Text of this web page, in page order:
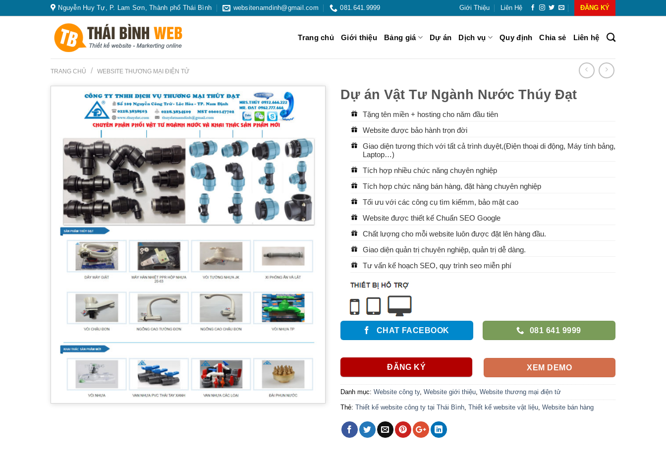
to
Nguyễn Huy Tự, P. Lam Sơn, Thành phố Thái Bình websitenamdinh@gmail.com 081.641.9999 Giới Thiệu Liên Hệ ĐĂNG KÝ
Trang chủ Giới thiệu Bảng giá Dự án Dịch vụ Quy định Chia sẻ Liên hệ
TRANG CHỦ / WEBSITE THƯƠNG MẠI ĐIỆN TỬ
Dự án Vật Tư Ngành Nước Thúy Đạt
Tặng tên miền + hosting cho năm đầu tiên
Website được bảo hành trọn đời
Giao diện tương thích với tất cả trình duyệt,(Điện thoại di động, Máy tính bảng,
Laptop…)
Tích hợp nhiều chức năng chuyên nghiệp
Tích hợp chức năng bán hàng, đặt hàng chuyên nghiệp
Tối ưu với các công cụ tìm kiếmm, bảo mật cao
Website được thiết kế Chuẩn SEO Google
Chất lượng cho mỗi website luôn được đặt lên hàng đầu.
Giao diện quản trị chuyên nghiệp, quản trị dễ dàng.
Tư vấn kế hoạch SEO, quy trình seo miễn phí
CHAT FACEBOOK 081 641 9999
ĐĂNG KÝ XEM DEMO
Danh mục: Website công ty, Website giới thiệu, Website thương mại điện tử
Thẻ: Thiết kế website công ty tại Thái Bình, Thiết kế website vật liệu, Website bán hàng